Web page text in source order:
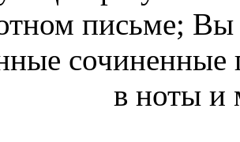
письме; Вы
в ноты и